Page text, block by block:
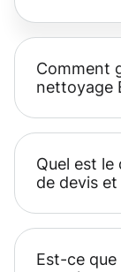
Comment
nettoyage
Quel est
de devis
Est-ce